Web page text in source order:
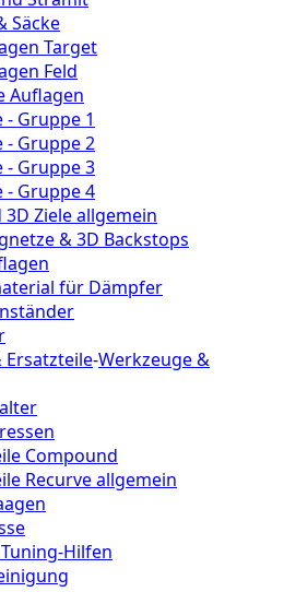
Säcke
Target
Feld
Auflagen
- Gruppe 1
- Gruppe 2
- Gruppe 3
- Gruppe 4
3D Ziele allgemein
& 3D Backstops
für Dämpfer
Ersatzteile-Werkzeuge &
Compound
Recurve allgemein
Hilfen